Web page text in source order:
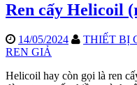
Ren cấy Helicoil
14/05/2024 THIẾT BỊ
REN GIẢ
Helicoil hay còn gọi là ren